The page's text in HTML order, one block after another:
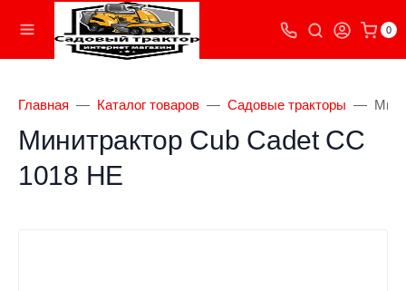
0
Главная Каталог товаров Садовые тракторы
Минитрактор Cub Cadet CC
1018 HE